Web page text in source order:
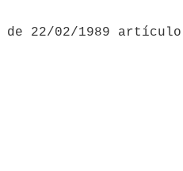
de 22/02/1989 artículo